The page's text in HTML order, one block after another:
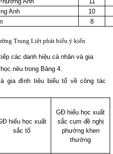
Anh
10
8
Trung Liệt phát biểu ý kiến
các danh hiệu cá nhân và gia
nêu trong Bảng 4.
gia đình tiêu biểu tổ về công tác
hiếu học xuất
sắc tổ
GĐ hiếu học xuất
sắc cụm đề nghị
phường khen
thưởng